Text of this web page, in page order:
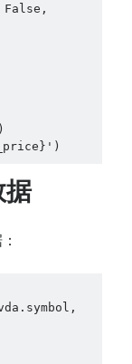
据